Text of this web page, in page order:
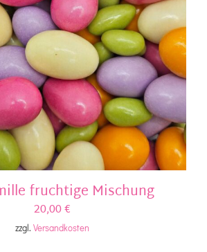
fruchtige Mischung
20,00€
zzgl. Versandkosten